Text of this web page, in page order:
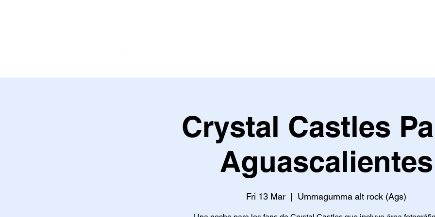
Crystal Castles
Aguascalientes
Fri 13 Mar Ummagumma alt rock (Ags)